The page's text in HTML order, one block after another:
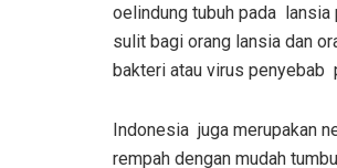
oelindung tubuh pada lansia
sulit bagi orang lansia dan
bakteri atau virus penyebab
Indonesia juga merupakan
rempah dengan mudah